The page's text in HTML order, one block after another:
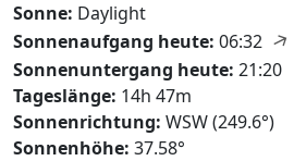
Sonne: Daylight
Sonnenaufgang heute: 06:32 ↑
Sonnenuntergang heute: 21:20
Tageslänge: 14h 47m
Sonnenrichtung: WSW (249.6°)
Sonnenhöhe: 37.58°